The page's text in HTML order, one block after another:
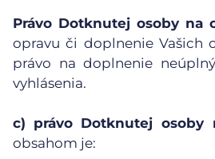
Právo Dotknutej osoby na
opravu či doplnenie Vašich
právo na doplnenie
vyhlásenia.
c) právo Dotknutej osoby
obsahom je: